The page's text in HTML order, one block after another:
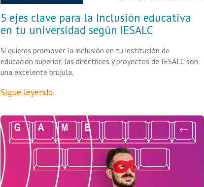
5 ejes clave para la Inclusión educativa
en tu universidad según IESALC
Si quieres promover la inclusión en tu institución de
educación superior, las directrices y proyectos de IESALC son
una excelente brújula.
Sigue leyendo